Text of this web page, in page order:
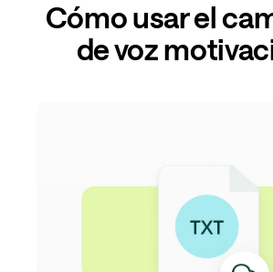
Cómo usar el
de voz